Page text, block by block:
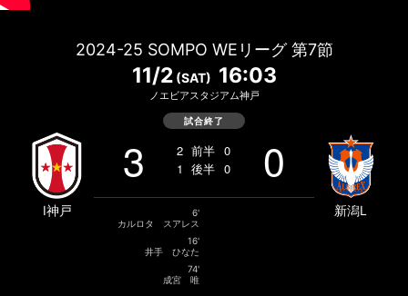
2024-25 SOMPO WEリーグ 第7節
11/2 (SAT) 16:03
ノエビアスタジアム神戸
I神戸
試合終了
3 2 前半 0
1 後半 0 0
6'
カルロタ スアレス
16'
井手 ひなた
74'
成宮 唯
新潟L